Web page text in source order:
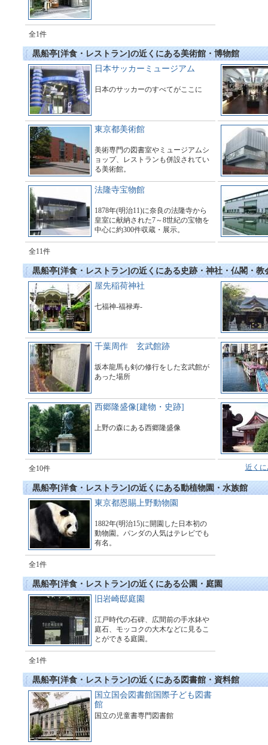
全1件
黒船亭[洋食・レストラン]の近くにある美術館・博物館
日本サッカーミュージアム
日本のサッカーのすべてがここに
東京都美術館
美術専門の図書室やミュージアムシ
ョップ、レストランも併設されてい
る美術館。
法隆寺宝物館
1878年(明治11)に奈良の法隆寺から
皇室に献納された7～8世紀の宝物を
中心に約300件収蔵・展示。
全11件
黒船亭[洋食・レストラン]の近くにある史跡・神社・仏閣・教
屋先稲荷神社
七福神-福禄寿-
千葉周作 玄武館跡
坂本龍馬も剣の修行をした玄武館が
あった場所
西郷隆盛像[建物・史跡]
上野の森にある西郷隆盛像
全10件 近く
黒船亭[洋食・レストラン]の近くにある動植物園・水族館
東京都恩賜上野動物園
1882年(明治15)に開園した日本初の
動物園。パンダの人気はテレビでも
有名。
全1件
黒船亭[洋食・レストラン]の近くにある公園・庭園
旧岩崎邸庭園
江戸時代の石碑、広間前の手水鉢や
庭石、モッコクの大木などに見るこ
とができる庭園。
全1件
黒船亭[洋食・レストラン]の近くにある図書館・資料館
国立国会図書館国際子ども図書
館
国立の児童書専門図書館